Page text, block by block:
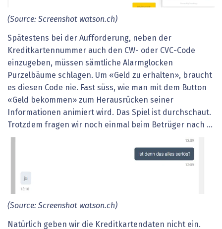
(Source: Screenshot watson.ch)
Spätestens bei der Aufforderung, neben der
Kreditkartennummer auch den CW- oder CVC-Code
einzugeben, müssen sämtliche Alarmglocken
Purzelbäume schlagen. Um «Geld zu erhalten», braucht
es diesen Code nie. Fast süss, wie man mit dem Button
«Geld bekommen» zum Herausrücken seiner
Informationen animiert wird. Das Spiel ist durchschaut.
Trotzdem fragen wir noch einmal beim Betrüger nach ...
(Source: Screenshot watson.ch)
Natürlich geben wir die Kreditkartendaten nicht ein.